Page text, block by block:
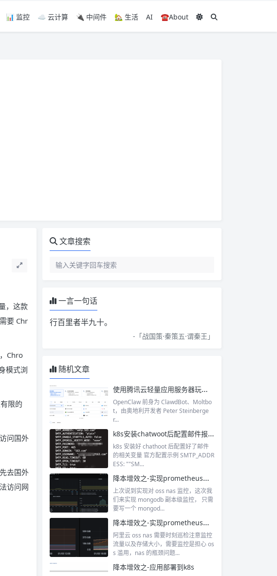
📊 监控 ☁️ 云计算 🔌 中间件 🏡 生活 AI ☎️About
，这款
要 Chr
Chro
模式浏
限的
问国外
去国外
访问网
文章搜索
一言一句话
行百里者半九十。
-「战国策·秦策五·谓秦王 」
随机文章
使用腾讯云轻量应用服务器玩转OpenClaw接入企业微信、QQ、钉钉等IM,实现自己的私有小助手
OpenClaw 前身为 ClawdBot、Moltbo
t，由奥地利开发者 Peter Steinberge
r...
k8s安装chatwoot后配置邮件报超时问题
k8s 安装好 chathoot 后配置好了邮件
的相关变量 官方配置示例 SMTP_ADDR
ESS: ""SM...
降本增效之-实现prometheus对阿里云mongodb监控
上次说到实现对 oss nas 监控，这次我
们来实现 mongodb 副本级监控， 只需
要写一个 mongod...
降本增效之-实现prometheus对阿里云oss nas监控
阿里云 oss nas 需要时刻巡检注意监控
流量以及存储大小，需要监控是担心 os
s 滥用，nas 的瓶颈问题...
降本增效之-应用部署到k8s